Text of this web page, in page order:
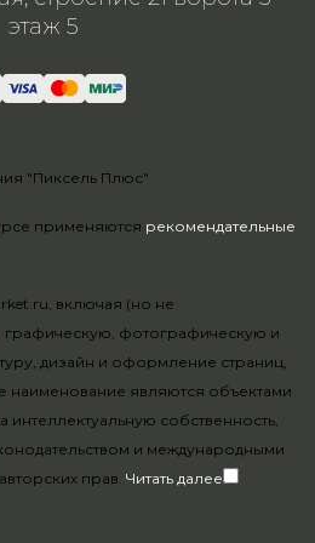
применяются рекомендательные
включая (но не
графическую, фотографическую и
дизайн и оформление страниц,
являются объектами
интеллектуальную собственность,
и международными
прав. Читать далее
этаж 5
"Пиксель Плюс"